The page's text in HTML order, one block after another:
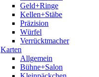
Geld+Ringe
Kellen+Stäbe
Präzision
Würfel
Verrücktmacher
Karten
Allgemein
Bühne+Salon